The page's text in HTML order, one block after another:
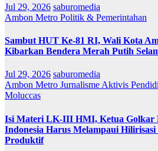
Jul 29, 2026 saburomedia
Ambon Metro Politik & Pemerintahan
Sambut HUT Ke-81 RI, Wali Kota
Kibarkan Bendera Merah Putih
Jul 29, 2026 saburomedia
Ambon Metro Jurnalisme Aktivis
Moluccas
Isi Materi LK-III HMI, Ketua Golkar
Indonesia Harus Melampaui
Produktif